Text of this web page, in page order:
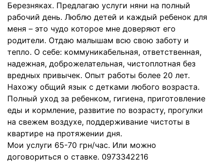
Березняках. Предлагаю услуги няни на полный
рабочий день. Люблю детей и каждый ребенок для
меня – это чудо которое мне доверяют его
родители. Отдаю малышам всю свою заботу и
тепло. О себе: коммуникабельная, ответственная,
надежная, доброжелательная, чистоплотная без
вредных привычек. Опыт работы более 20 лет.
Нахожу общий язык с детками любого возраста.
Полный уход за ребенком, гигиена, приготовление
еды и кормление, развитие по возрасту, прогулки
на свежем воздухе, поддерживание чистоты в
квартире на протяжении дня.
Мои услуги 65-70 грн/час. Или можно
договориться о ставке. 0973342216